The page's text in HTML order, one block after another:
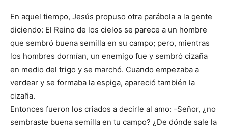
En aquel tiempo, Jesús propuso otra parábola a la gente
diciendo: El Reino de los cielos se parece a un hombre
que sembró buena semilla en su campo; pero, mientras
los hombres dormían, un enemigo fue y sembró cizaña
en medio del trigo y se marchó. Cuando empezaba a
verdear y se formaba la espiga, apareció también la
cizaña.
Entonces fueron los criados a decirle al amo: -Señor, ¿no
sembraste buena semilla en tu campo? ¿De dónde sale la